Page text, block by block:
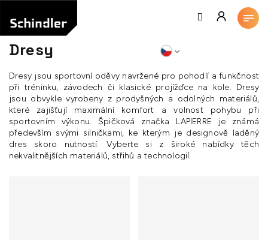
obsah
Dresy
Dresy jsou sportovní oděvy navržené pro pohodlí a funkčnost
při tréninku, závodech či klasické projížďce na kole. Dresy
jsou obvykle vyrobeny z prodyšných a odolných materiálů,
které zajišťují maximální komfort a volnost pohybu při
sportovním výkonu. Špičková značka LAPIERRE je známá
především svými silničkami, ke kterým je designově laděný
dres skoro nutností. Vyberte si z široké nabídky těch
nekvalitnějších materiálů, střihů a technologií.